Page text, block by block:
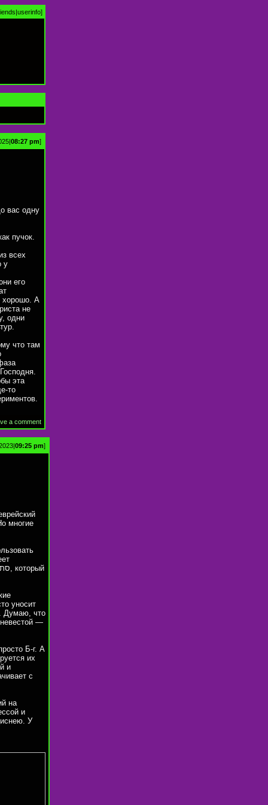
|userinfo]
08:27 pm]
вас одну
пучок.
всех
у
его
хорошо. А
не
одни
что там
эта
то
a comment
09:25 pm]
многие
уносит
Думаю, что
—
Б-г. А
их
и
с
на
и
У